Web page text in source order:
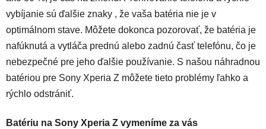
vybíjanie sú ďalšie znaky , že vaša batéria nie je v
optimálnom stave. Môžete dokonca pozorovať, že batéria je
nafúknutá a vytláča prednú alebo zadnú časť telefónu, čo je
nebezpečné pre jeho ďalšie používanie. S našou náhradnou
batériou pre Sony Xperia Z môžete tieto problémy ľahko a
rýchlo odstrániť.
Batériu na Sony Xperia Z vymeníme za vás